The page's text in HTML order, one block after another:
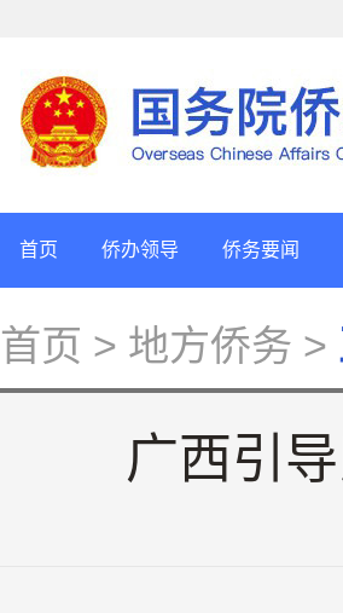
首页 侨办领导 侨务要闻
首页 > 地方侨务 >
广西引